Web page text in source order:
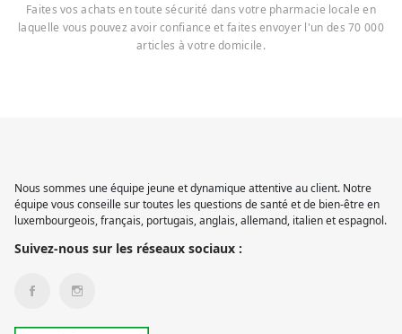
Faites vos achats en toute sécurité dans votre pharmacie locale en
laquelle vous pouvez avoir confiance et faites envoyer l'un des 70 000
articles à votre domicile.
Nous sommes une équipe jeune et dynamique attentive au client. Notre
équipe vous conseille sur toutes les questions de santé et de bien-être en
luxembourgeois, français, portugais, anglais, allemand, italien et espagnol.
Suivez-nous sur les réseaux sociaux :